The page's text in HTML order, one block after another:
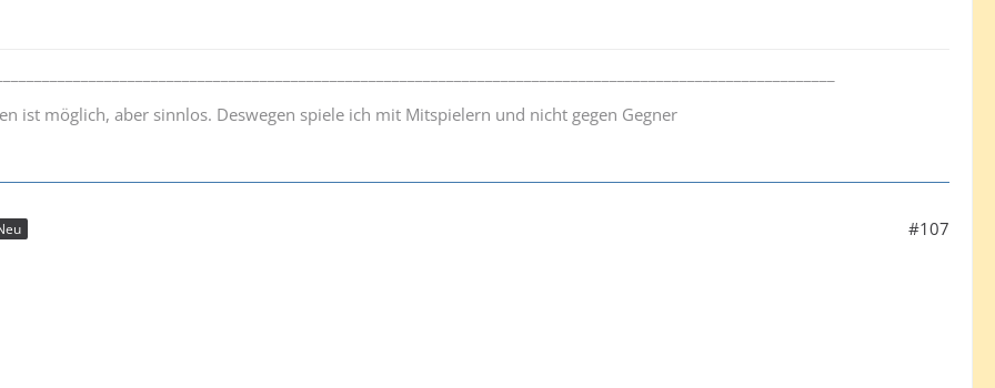
ist möglich, aber sinnlos. Deswegen spiele ich mit Mitspielern und nicht gegen Gegner
#107